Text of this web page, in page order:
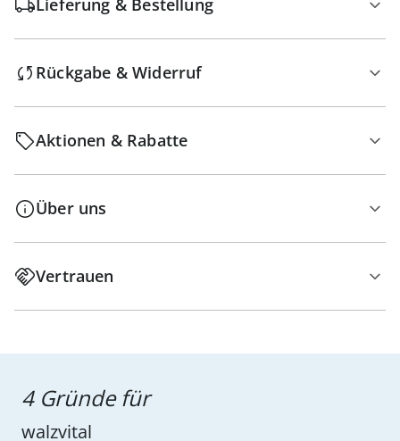
Lieferung & Bestellung
Rückgabe & Widerruf
Aktionen & Rabatte
Über uns
Vertrauen
4 Gründe für
walzvital